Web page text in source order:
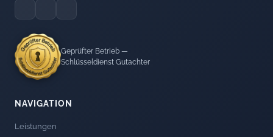
Geprüfter Betrieb —
Schlüsseldienst Gutachter
NAVIGATION
Leistungen